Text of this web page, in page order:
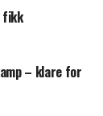
fikk
– klare for